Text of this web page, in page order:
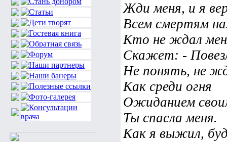
Жди меня, и я
Всем смертям
Кто не ждал
Скажет: -
Не понять, не
Как среди огня
Ожиданием
Ты спасла меня.
Как я выжил,